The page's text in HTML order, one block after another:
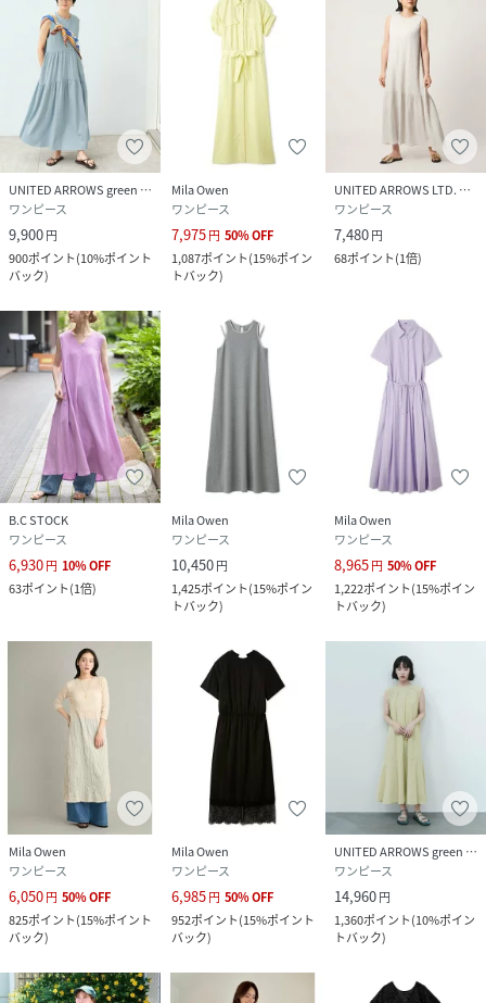
UNITED ARROWS green label relaxing
ワンピース
9,900円
900ポイント(10%ポイント
バック)
Mila Owen
ワンピース
7,975円 50%OFF
1,087ポイント(15%ポイン
トバック)
UNITED ARROWS LTD. OUTLET
ワンピース
7,480円
68ポイント(1倍)
B.C STOCK
ワンピース
6,930円 10%OFF
63ポイント(1倍)
Mila Owen
ワンピース
10,450円
1,425ポイント(15%ポイン
トバック)
Mila Owen
ワンピース
8,965円 50%OFF
1,222ポイント(15%ポイン
トバック)
Mila Owen
ワンピース
6,050円 50%OFF
825ポイント(15%ポイント
バック)
Mila Owen
ワンピース
6,985円 50%OFF
952ポイント(15%ポイント
バック)
UNITED ARROWS green label relaxing
ワンピース
14,960円
1,360ポイント(10%ポイン
トバック)